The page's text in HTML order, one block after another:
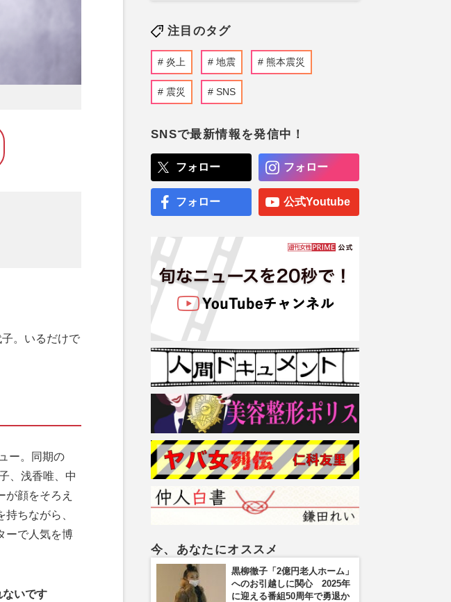
。いるだけで
ー。同期の
、浅香唯、中
が顔をそろえ
ちながら、
ーで人気を博
ないです
注目のタグ
炎上 地震 熊本震災
震災 SNS
SNSで最新情報を発信中！
フォロー フォロー
フォロー 公式Youtube
今、あなたにオススメ
黒柳徹子「2億円老人ホーム」
へのお引越しに関心 2025年
に迎える番組50周年で勇退か